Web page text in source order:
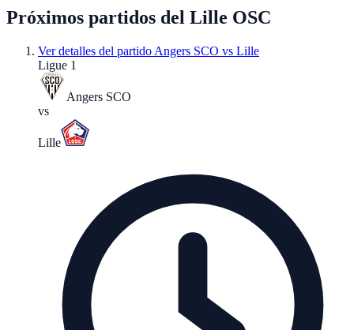
Próximos partidos del Lille OSC
Ver detalles del partido Angers SCO vs Lille
Ligue 1
Angers SCO
vs
Lille